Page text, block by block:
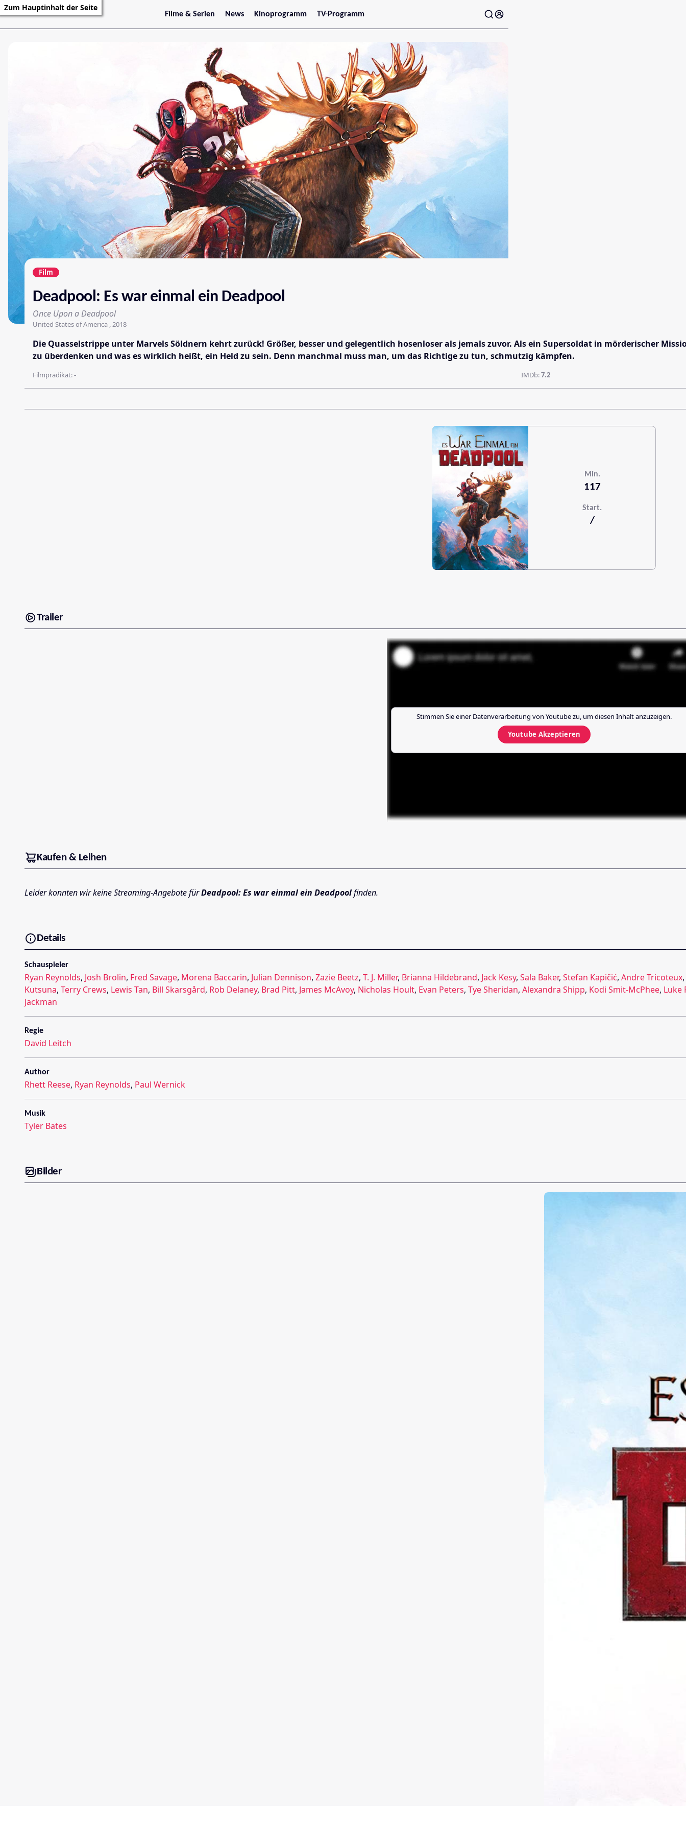
Zum Hauptinhalt der Seite
Filme & Serien
Trailer
Serienarchiv
News
Stars
Kinoprogramm
Jetzt im Kino
Oberösterreich
Steiermark
Burgenland
Kärnten
Salzburg
Tirol
TV-Programm
Film
Deadpool: Es war einmal ein Deadpool
Once Upon a Deadpool
United States of America , 2018
Die Quasselstrippe unter Marvels Söldnern kehrt zurück! Größer, besser und gelegentlich hosenloser als jemals zuvor. Als ein Supersoldat in mörderischer
zu überdenken und was es wirklich heißt, ein Held zu sein. Denn manchmal muss man, um das Richtige zu tun, schmutzig kämpfen.
Filmprädikat:- IMDb:7.2
Min.
117
Start.
/
Trailer
Stimmen Sie einer Datenverarbeitung von Youtubezu, um diesen Inhalt anzuzeigen.
Youtube Akzeptieren
Kaufen & Leihen
Leider konnten wir keine Streaming-Angebote fürDeadpool: Es war einmal ein Deadpoolfinden.
Details
Schauspieler
Ryan Reynolds, Josh Brolin, Fred Savage, Morena Baccarin, Julian Dennison, Zazie Beetz, T. J. Miller, Brianna Hildebrand, Jack Kesy, Sala Baker, Stefan Kapičić, Andre Tricoteux,
Kutsuna, Terry Crews, Lewis Tan, Bill Skarsgård, Rob Delaney, Brad Pitt, James McAvoy, Nicholas Hoult, Evan Peters, Tye Sheridan, Alexandra Shipp, Kodi Smit-McPhee, Luke
Jackman
Regie
David Leitch
Author
Rhett Reese, Ryan Reynolds, Paul Wernick
Musik
Tyler Bates
Bilder